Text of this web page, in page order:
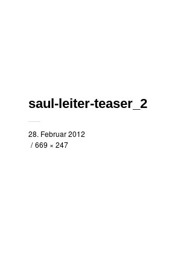
saul-leiter-teaser_2
28. Februar 2012
669 × 247